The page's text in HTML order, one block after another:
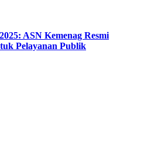
ASN Kemenag Resmi
Pelayanan Publik